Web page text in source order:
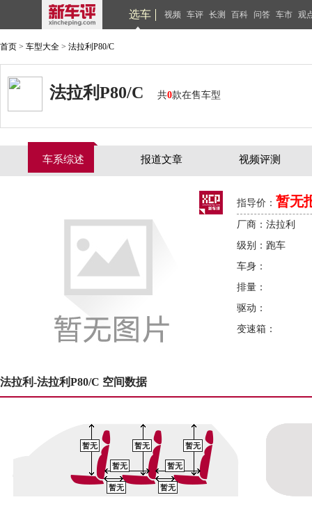
选车 视频 车评 长测 百科 问答 车市 观
首页 > 车型大全 > 法拉利P80/C
法拉利P80/C 共0款在售车型
车系综述 报道文章 视频评测
指导价： 暂无
厂商：法拉利
级别：跑车
车身：
排量：
驱动：
变速箱：
法拉利-法拉利P80/C 空间数据
暂无 暂无 暂无
暂无
暂无 暂无
暂无